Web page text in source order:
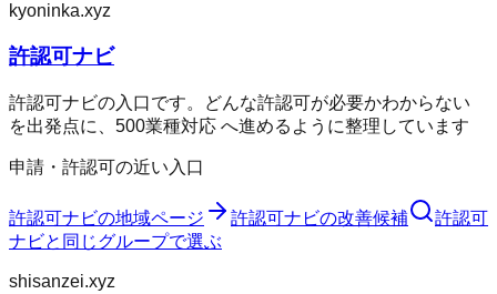
kyoninka.xyz
許認可ナビ
許認可ナビの入口です。どんな許認可が必要かわからない
を出発点に、500業種対応 へ進めるように整理しています
申請・許認可の近い入口
許認可ナビの地域ページ 許認可ナビの改善候補
許認可
ナビと同じグループで選ぶ
shisanzei.xyz